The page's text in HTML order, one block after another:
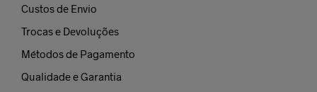
Custos de Envio
Trocas e Devoluções
Métodos de Pagamento
Qualidade e Garantia